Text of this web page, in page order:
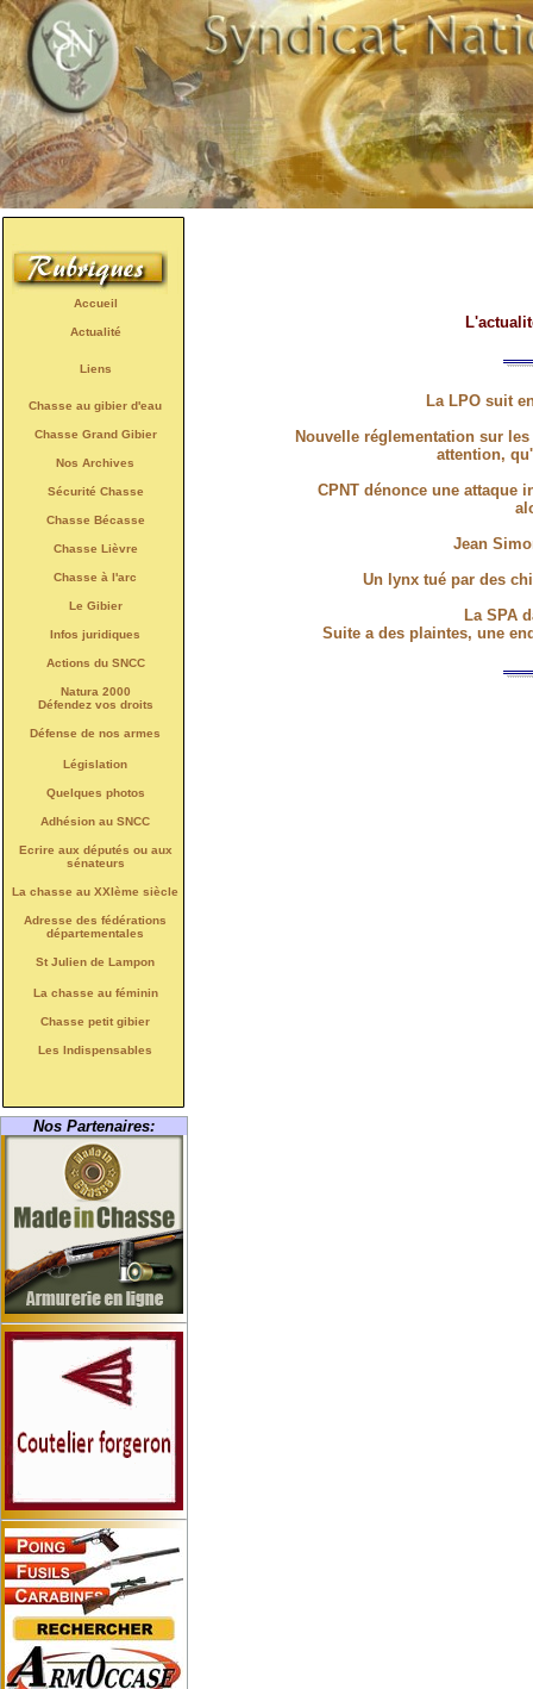
Accueil
Actualité
Liens
Chasse au gibier d'eau
Chasse Grand Gibier
Nos Archives
Sécurité Chasse
Chasse Bécasse
Chasse Lièvre
Chasse à l'arc
Le Gibier
Infos juridiques
Actions du SNCC
Natura 2000
Défendez vos droits
Défense de nos armes
Législation
Quelques photos
Adhésion au SNCC
Ecrire aux députés ou aux
sénateurs
La chasse au XXIème siècle
Adresse des fédérations
départementales
St Julien de Lampon
La chasse au féminin
Chasse petit gibier
Les Indispensables
Nos Partenaires:
La LPO suit
Nouvelle réglementation sur
attention,
CPNT dénonce une attaque
Jean
Un lynx tué par des
La SPA
Suite a des plaintes, une